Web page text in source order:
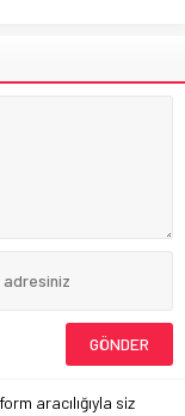
aracılığıyla siz